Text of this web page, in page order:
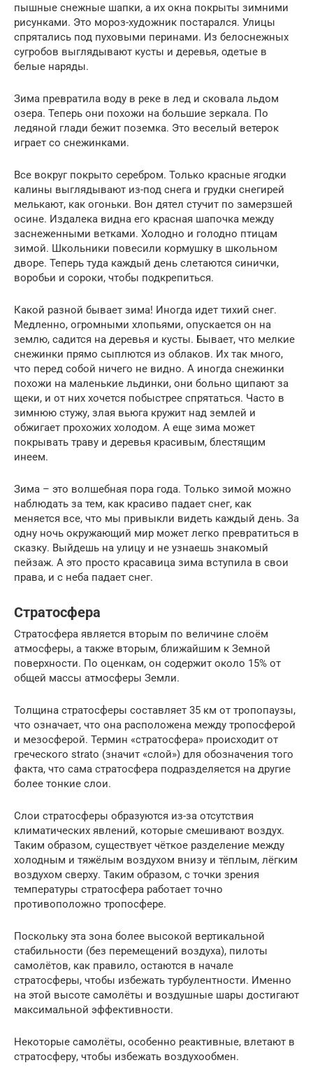
пышные снежные шапки, а их окна покрыты зимними
рисунками. Это мороз-художник постарался. Улицы
спрятались под пуховыми перинами. Из белоснежных
сугробов выглядывают кусты и деревья, одетые в
белые наряды.
Зима превратила воду в реке в лед и сковала льдом
озера. Теперь они похожи на большие зеркала. По
ледяной глади бежит поземка. Это веселый ветерок
играет со снежинками.
Все вокруг покрыто серебром. Только красные ягодки
калины выглядывают из-под снега и грудки снегирей
мелькают, как огоньки. Вон дятел стучит по замерзшей
осине. Издалека видна его красная шапочка между
заснеженными ветками. Холодно и голодно птицам
зимой. Школьники повесили кормушку в школьном
дворе. Теперь туда каждый день слетаются синички,
воробьи и сороки, чтобы подкрепиться.
Какой разной бывает зима! Иногда идет тихий снег.
Медленно, огромными хлопьями, опускается он на
землю, садится на деревья и кусты. Бывает, что мелкие
снежинки прямо сыплются из облаков. Их так много,
что перед собой ничего не видно. А иногда снежинки
похожи на маленькие льдинки, они больно щипают за
щеки, и от них хочется побыстрее спрятаться. Часто в
зимнюю стужу, злая вьюга кружит над землей и
обжигает прохожих холодом. А еще зима может
покрывать траву и деревья красивым, блестящим
инеем.
Зима – это волшебная пора года. Только зимой можно
наблюдать за тем, как красиво падает снег, как
меняется все, что мы привыкли видеть каждый день. За
одну ночь окружающий мир может легко превратиться в
сказку. Выйдешь на улицу и не узнаешь знакомый
пейзаж. А это просто красавица зима вступила в свои
права, и с неба падает снег.
Стратосфера
Стратосфера является вторым по величине слоём
атмосферы, а также вторым, ближайшим к Земной
поверхности. По оценкам, он содержит около 15% от
общей массы атмосферы Земли.
Толщина стратосферы составляет 35 км от тропопаузы,
что означает, что она расположена между тропосферой
и мезосферой. Термин «стратосфера» происходит от
греческого strato (значит «слой») для обозначения того
факта, что сама стратосфера подразделяется на другие
более тонкие слои.
Слои стратосферы образуются из-за отсутствия
климатических явлений, которые смешивают воздух.
Таким образом, существует чёткое разделение между
холодным и тяжёлым воздухом внизу и тёплым, лёгким
воздухом сверху. Таким образом, с точки зрения
температуры стратосфера работает точно
противоположно тропосфере.
Поскольку эта зона более высокой вертикальной
стабильности (без перемещений воздуха), пилоты
самолётов, как правило, остаются в начале
стратосферы, чтобы избежать турбулентности. Именно
на этой высоте самолёты и воздушные шары достигают
максимальной эффективности.
Некоторые самолёты, особенно реактивные, влетают в
стратосферу, чтобы избежать воздухообмен.